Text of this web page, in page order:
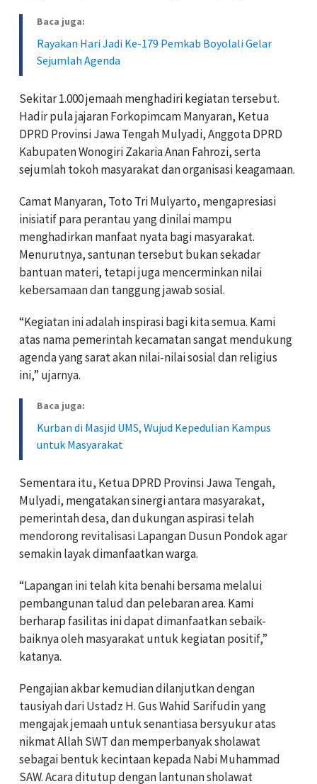
Baca juga:
Rayakan Hari Jadi Ke-179 Pemkab Boyolali Gelar
Sejumlah Agenda
Sekitar 1.000 jemaah menghadiri kegiatan tersebut.
Hadir pula jajaran Forkopimcam Manyaran, Ketua
DPRD Provinsi Jawa Tengah Mulyadi, Anggota DPRD
Kabupaten Wonogiri Zakaria Anan Fahrozi, serta
sejumlah tokoh masyarakat dan organisasi keagamaan.
Camat Manyaran, Toto Tri Mulyarto, mengapresiasi
inisiatif para perantau yang dinilai mampu
menghadirkan manfaat nyata bagi masyarakat.
Menurutnya, santunan tersebut bukan sekadar
bantuan materi, tetapi juga mencerminkan nilai
kebersamaan dan tanggung jawab sosial.
“Kegiatan ini adalah inspirasi bagi kita semua. Kami
atas nama pemerintah kecamatan sangat mendukung
agenda yang sarat akan nilai-nilai sosial dan religius
ini,” ujarnya.
Baca juga:
Kurban di Masjid UMS, Wujud Kepedulian Kampus
untuk Masyarakat
Sementara itu, Ketua DPRD Provinsi Jawa Tengah,
Mulyadi, mengatakan sinergi antara masyarakat,
pemerintah desa, dan dukungan aspirasi telah
mendorong revitalisasi Lapangan Dusun Pondok agar
semakin layak dimanfaatkan warga.
“Lapangan ini telah kita benahi bersama melalui
pembangunan talud dan pelebaran area. Kami
berharap fasilitas ini dapat dimanfaatkan sebaik-
baiknya oleh masyarakat untuk kegiatan positif,”
katanya.
Pengajian akbar kemudian dilanjutkan dengan
tausiyah dari Ustadz H. Gus Wahid Sarifudin yang
mengajak jemaah untuk senantiasa bersyukur atas
nikmat Allah SWT dan memperbanyak sholawat
sebagai bentuk kecintaan kepada Nabi Muhammad
SAW. Acara ditutup dengan lantunan sholawat